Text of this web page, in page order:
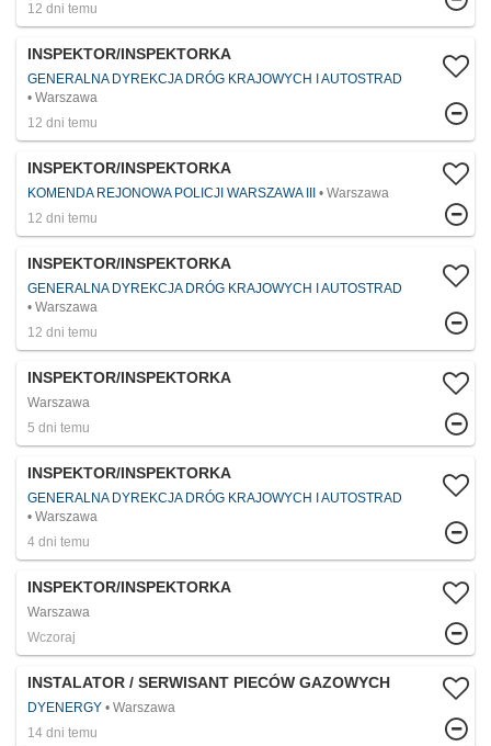
12 dni temu
INSPEKTOR/INSPEKTORKA
GENERALNA DYREKCJA DRÓG KRAJOWYCH I AUTOSTRAD
Warszawa
12 dni temu
INSPEKTOR/INSPEKTORKA
KOMENDA REJONOWA POLICJI WARSZAWA III
Warszawa
12 dni temu
INSPEKTOR/INSPEKTORKA
GENERALNA DYREKCJA DRÓG KRAJOWYCH I AUTOSTRAD
Warszawa
12 dni temu
INSPEKTOR/INSPEKTORKA
Warszawa
5 dni temu
INSPEKTOR/INSPEKTORKA
GENERALNA DYREKCJA DRÓG KRAJOWYCH I AUTOSTRAD
Warszawa
4 dni temu
INSPEKTOR/INSPEKTORKA
Warszawa
Wczoraj
INSTALATOR / SERWISANT PIECÓW GAZOWYCH
DYENERGY
Warszawa
14 dni temu